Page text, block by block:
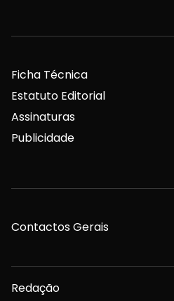
Ficha Técnica
Estatuto Editorial
Assinaturas
Publicidade
Contactos Gerais
Redação